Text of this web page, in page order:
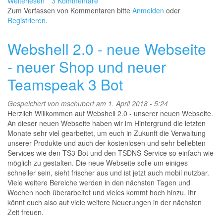
Teamspeak
3
nun
verfügbar
Zum Verfassen von Kommentaren bitte Anmelden oder
Registrieren.
Webshell 2.0 - neue Webseite
- neuer Shop und neuer
Teamspeak 3 Bot
Gespeichert von mschubertam 1. April 2018 - 5:24
Herzlich Willkommen auf Webshell 2.0 - unserer neuen Webseite.
An dieser neuen Webseite haben wir im Hintergrund die letzten
Monate sehr viel gearbeitet, um euch in Zukunft die Verwaltung
unserer Produkte und auch der kostenlosen und sehr beliebten
Services wie den TS3-Bot und den TSDNS-Service so einfach wie
möglich zu gestalten. Die neue Webseite solle um einiges
schneller sein, sieht frischer aus und ist jetzt auch mobil nutzbar.
Viele weitere Bereiche werden in den nächsten Tagen und
Wochen noch überarbeitet und vieles kommt hoch hinzu. Ihr
könnt euch also auf viele weitere Neuerungen in der nächsten
Zeit freuen.